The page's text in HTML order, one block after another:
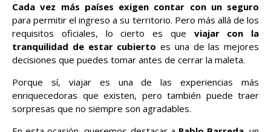
Cada vez más países exigen contar con un seguro
para permitir el ingreso a su territorio. Pero más allá de los
requisitos oficiales, lo cierto es que viajar con la
tranquilidad de estar cubierto es una de las mejores
decisiones que puedes tomar antes de cerrar la maleta.
Porque sí, viajar es una de las experiencias más
enriquecedoras que existen, pero también puede traer
sorpresas que no siempre son agradables.